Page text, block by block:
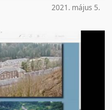
2021. május 5.